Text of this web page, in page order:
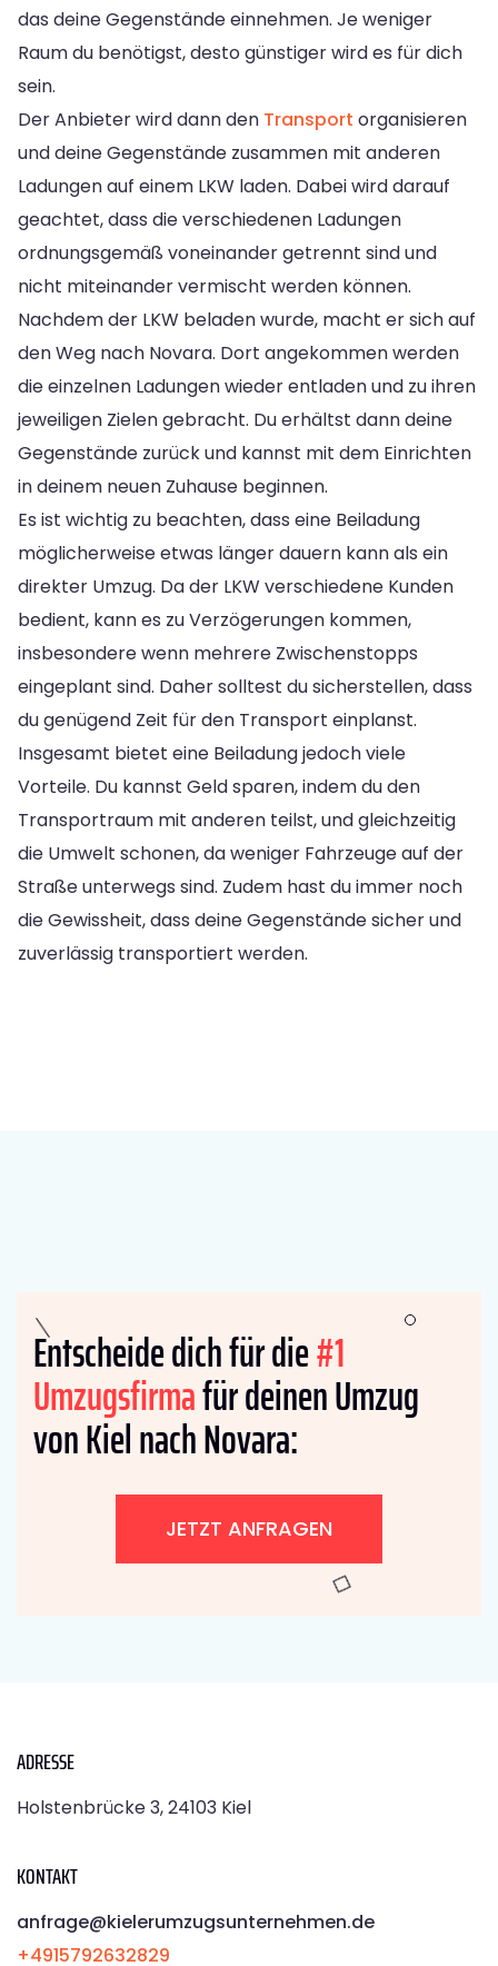
das deine Gegenstände einnehmen. Je weniger
Raum du benötigst, desto günstiger wird es für dich
sein.
Der Anbieter wird dann den Transport organisieren
und deine Gegenstände zusammen mit anderen
Ladungen auf einem LKW laden. Dabei wird darauf
geachtet, dass die verschiedenen Ladungen
ordnungsgemäß voneinander getrennt sind und
nicht miteinander vermischt werden können.
Nachdem der LKW beladen wurde, macht er sich auf
den Weg nach Novara. Dort angekommen werden
die einzelnen Ladungen wieder entladen und zu ihren
jeweiligen Zielen gebracht. Du erhältst dann deine
Gegenstände zurück und kannst mit dem Einrichten
in deinem neuen Zuhause beginnen.
Es ist wichtig zu beachten, dass eine Beiladung
möglicherweise etwas länger dauern kann als ein
direkter Umzug. Da der LKW verschiedene Kunden
bedient, kann es zu Verzögerungen kommen,
insbesondere wenn mehrere Zwischenstopps
eingeplant sind. Daher solltest du sicherstellen, dass
du genügend Zeit für den Transport einplanst.
Insgesamt bietet eine Beiladung jedoch viele
Vorteile. Du kannst Geld sparen, indem du den
Transportraum mit anderen teilst, und gleichzeitig
die Umwelt schonen, da weniger Fahrzeuge auf der
Straße unterwegs sind. Zudem hast du immer noch
die Gewissheit, dass deine Gegenstände sicher und
zuverlässig transportiert werden.
Entscheide dich für die#1
Umzugsfirmafür deinen Umzug
von Kiel nach Novara:
JETZT ANFRAGEN
ADRESSE
Holstenbrücke 3, 24103 Kiel
KONTAKT
anfrage@kielerumzugsunternehmen.de
+4915792632829